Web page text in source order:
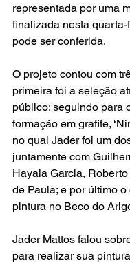
representada por uma
finalizada nesta quarta-
pode ser conferida.
O projeto contou com
primeira foi a seleção
público; seguindo para
formação em grafite,
no qual Jader foi um
juntamente com
Hayala Garcia, Roberto
de Paula; e por último
pintura no Beco do
Jader Mattos falou
para realizar sua